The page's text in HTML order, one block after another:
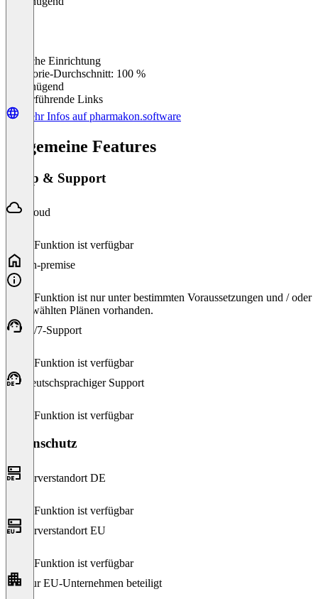
Einfache Einrichtung
Kategorie-Durchschnitt: 100 %
Ungenügend
Weiterführende Links
Mehr Infos auf pharmakon.software
Allgemeine Features
Setup & Support
Cloud
Diese Funktion ist verfügbar
On-premise
Diese Funktion ist nur unter bestimmten Voraussetzungen und / oder
ausgewählten Plänen vorhanden.
24/7-Support
Diese Funktion ist verfügbar
Deutschsprachiger Support
Diese Funktion ist verfügbar
Datenschutz
Serverstandort DE
Diese Funktion ist verfügbar
Serverstandort EU
Diese Funktion ist verfügbar
Nur EU-Unternehmen beteiligt